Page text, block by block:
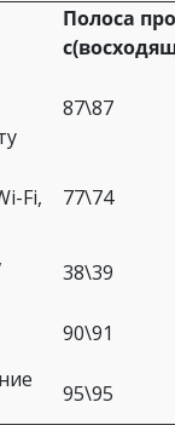
Полоса
87\87
Fi,
77\74
38\39
90\91
95\95